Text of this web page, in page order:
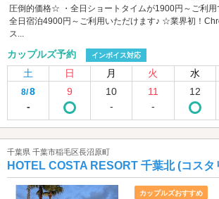
圧倒的価格☆ ・全日ショートタイムが1900円～ご利用
全日宿泊4900円～ご利用いただけます♪ ☆業界初！
ス...
カップルズ予約 インボイス対応
土 日 月 火 水
8/8
-
9
10
-
11
-
12
千葉県 千葉市稲毛区長沼原町
HOTEL COSTA RESORT 千葉北 (コスタ
カップルズおすすめ